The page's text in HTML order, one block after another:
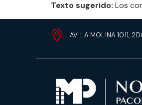
Texto sugerido: Los
AV. LA MOLINA 1011,